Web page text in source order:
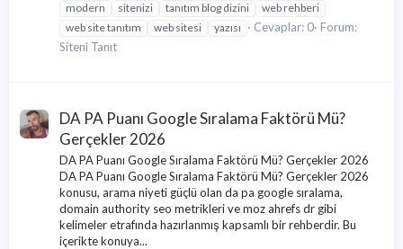
modern
sitenizi tanıtım blog dizini
web rehberi
web site tanıtım
web sitesi yazısı Cevaplar: 0 Forum:
Siteni Tanıt
DA PA Puanı Google Sıralama Faktörü Mü?
Gerçekler 2026
DA PA Puanı Google Sıralama Faktörü Mü? Gerçekler 2026
DA PA Puanı Google Sıralama Faktörü Mü? Gerçekler 2026
konusu, arama niyeti güçlü olan da pa google sıralama,
domain authority seo metrikleri ve moz ahrefs dr gibi
kelimeler etrafında hazırlanmış kapsamlı bir rehberdir. Bu
içerikte konuya...